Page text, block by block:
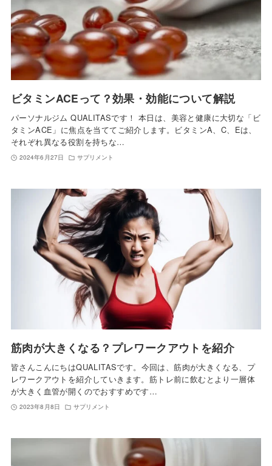
ビタミンACEって？効果・効能について解説
パーソナルジム QUALITASです！ 本日は、美容と健康に大切な「ビ
タミンACE」に焦点を当ててご紹介します。ビタミンA、C、Eは、
それぞれ異なる役割を持ちな…
2024年6月27日 サプリメント
筋肉が大きくなる？プレワークアウトを紹介
皆さんこんにちはQUALITASです。今回は、筋肉が大きくなる、プ
レワークアウトを紹介していきます。筋トレ前に飲むとより一層体
が大きく血管が開くのでおすすめです…
2023年8月8日 サプリメント